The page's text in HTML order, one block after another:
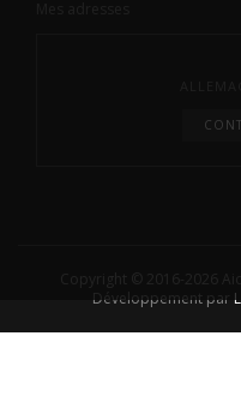
Développement par